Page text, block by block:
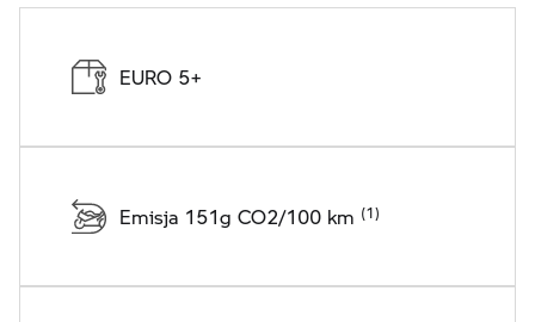
EURO 5+
Emisja 151g CO2/100 km